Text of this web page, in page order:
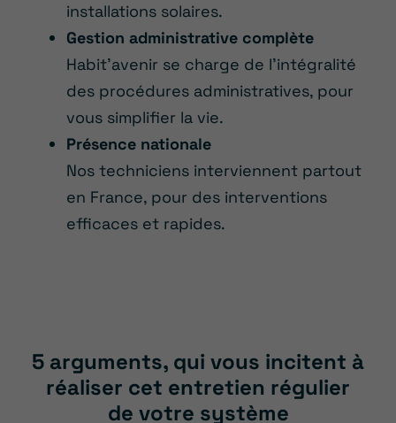
installations solaires.
Gestion administrative complète
Habit’avenir se charge de l’intégralité
des procédures administratives, pour
vous simplifier la vie.
Présence nationale
Nos techniciens interviennent partout
en France, pour des interventions
efficaces et rapides.
5 arguments, qui vous incitent à
réaliser cet entretien régulier
de votre système